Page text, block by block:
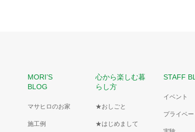
MORI’S
BLOG
マサヒロのお家
施工例
心から楽しむ暮
らし方
★おしごと
★はじめまして
STAFF
イベント
プライベー